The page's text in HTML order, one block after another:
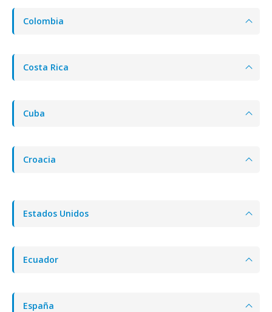
Colombia
Costa Rica
Cuba
Croacia
Estados Unidos
Ecuador
España